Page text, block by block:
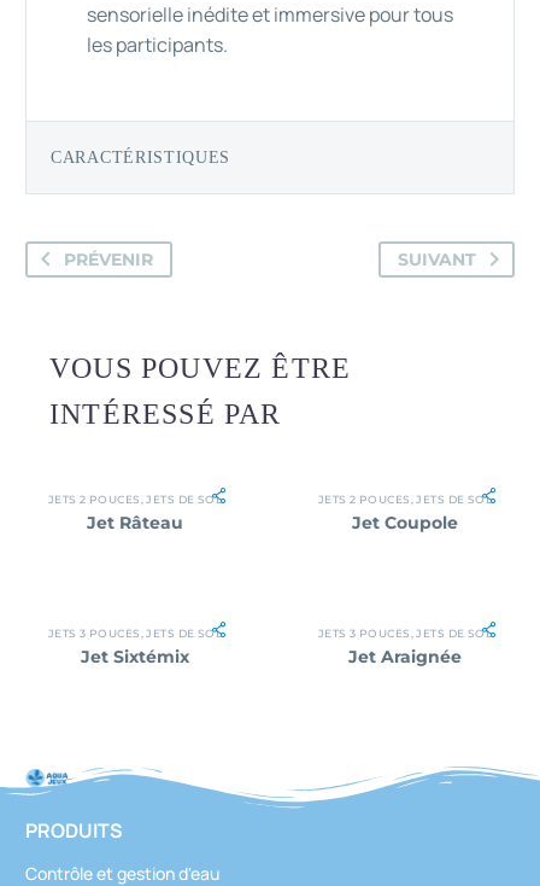
sensorielle inédite et immersive pour tous
les participants.
CARACTÉRISTIQUES
PRÉVENIR SUIVANT
VOUS POUVEZ ÊTRE
INTÉRESSÉ PAR
JETS 2 POUCES JETS DE SOL
Jet Râteau
JETS 2 POUCES JETS DE SOL
Jet Coupole
JETS 3 POUCES JETS DE SOL
Jet Sixtémix
JETS 3 POUCES JETS DE SOL
Jet Araignée
PRODUITS
Contrôle et gestion d'eau